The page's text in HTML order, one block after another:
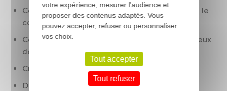
Condamnation centralisée à distance. incluant le
coffre
Contrôle des phares: allumage automatique. feux
de route/croisement automatiques
Crochets de retenue des bagages
Détection panneaux signalisation
votre expérience, mesurer l'audience et
proposer des contenus adaptés. Vous
pouvez accepter, refuser ou personnaliser
vos choix.
Tout accepter
Tout refuser